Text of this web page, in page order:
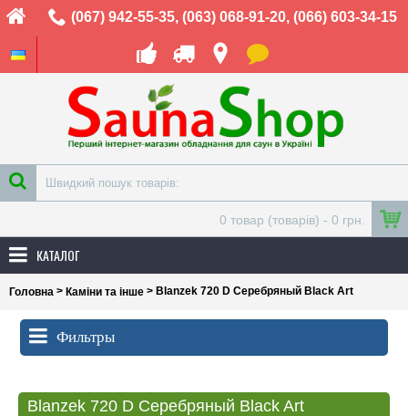
(067) 942-55-35, (063) 068-91-20, (066) 603-34-15
0 товар (товарів) - 0 грн.
КАТАЛОГ
Головна > Каміни та інше > Blanzek 720 D Серебряный Black Art
Фильтры
Blanzek 720 D Серебряный Black Art